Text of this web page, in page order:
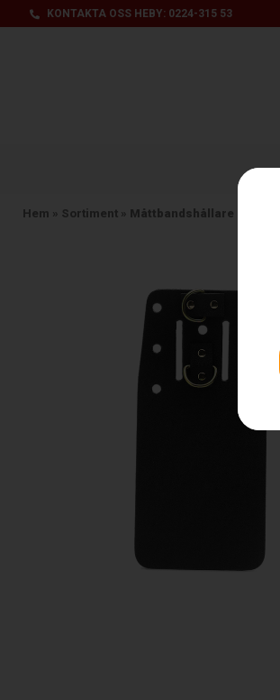
KONTAKTA OSS HEBY: 0224-315 53
Hem » Sortiment » Måttbandshållare